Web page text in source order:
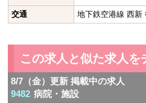
交通 地下鉄空港線 西新
この求人と似た求人を
8/7（金）更新 掲載中の求人
9482 病院・施設